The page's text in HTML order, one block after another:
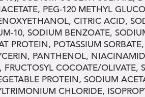
PEG-120 METHYL
CITRIC ACID,
10, SODIUM BENZOATE,
PROTEIN, POTASSIUM
PANTHENOL,
FRUCTOSYL COCOATE/OLIVATE,
PROTEIN, SODIUM
CHLORIDE,